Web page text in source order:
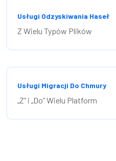
Usługi Odzyskiwania Haseł
Z Wielu Typów Plików
Usługi Migracji Do Chmury
„Z” i „Do” Wielu Platform